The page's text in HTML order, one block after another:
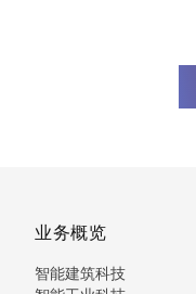
业务概览
智能建筑科技